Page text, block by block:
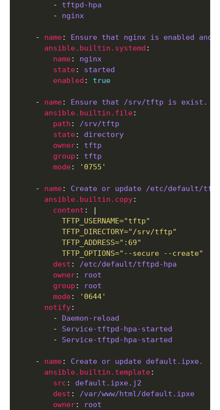
        -
tftpd-hpa
        -
nginx
    -
name: Ensure that nginx is enabled and
ansible.builtin.systemd
name: nginx
state: started
enabled : true
    -
name: Ensure that /srv/tftp is exist.
ansible.builtin.file
path : /srv/tftp
state: directory
owner: tftp
group : tftp
mode: '0755'
    -
name: Create or update /etc/default/
ansible.builtin.copy
content : |
          TFTP_OPTIONS="--secure --create"
dest : /etc/default/tftpd-hpa
owner:
root
group :
root
mode:
'0644'
notify
        -
Daemon-reload
        -
Service-tftpd-hpa-started
        -
Service-tftpd-hpa-started
    -
name: Create or update default.ipxe.
ansible.builtin.template
src : default.ipxe.j2
dest : /var/www/html/default.ipxe
owner:
root